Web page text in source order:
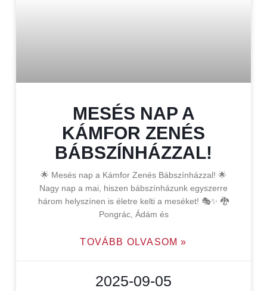
MESÉS NAP A
KÁMFOR ZENÉS
BÁBSZÍNHÁZZAL!
🌟 Mesés nap a Kámfor Zenés Bábszínházzal! 🌟
Nagy nap a mai, hiszen bábszínházunk egyszerre
három helyszínen is életre kelti a meséket! 🎭✨ 🐉
Pongrác, Ádám és
TOVÁBB OLVASOM »
2025-09-05